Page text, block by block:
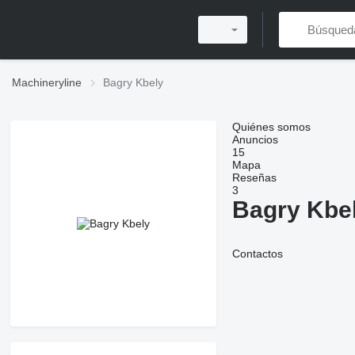
Machineryline Bagry Kbely
Quiénes somos
Anuncios
15
Mapa
Reseñas
3
Bagry
Contactos